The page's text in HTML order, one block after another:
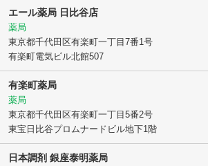
エール薬局 日比谷店
薬局
東京都千代田区有楽町一丁目7番1号
有楽町電気ビル北館507
有楽町薬局
薬局
東京都千代田区有楽町一丁目5番2号
東宝日比谷プロムナードビル地下1階
日本調剤 銀座泰明薬局